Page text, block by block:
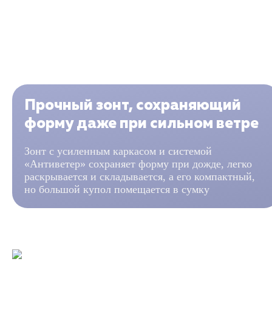
Прочный зонт, сохраняющий
форму даже при сильном ветре
Зонт с усиленным каркасом и системой
«Антиветер» сохраняет форму при дожде, легко
раскрывается и складывается, а его компактный,
но большой купол помещается в сумку